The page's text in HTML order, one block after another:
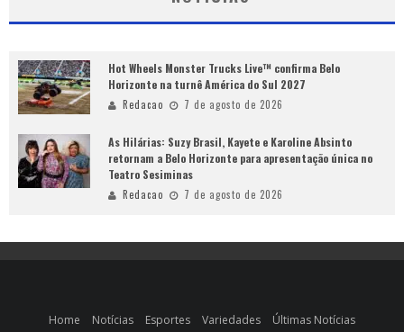
Hot Wheels Monster Trucks Live™ confirma Belo
Horizonte na turnê América do Sul 2027
Redacao 7 de agosto de 2026
As Hilárias: Suzy Brasil, Kayete e Karoline Absinto
retornam a Belo Horizonte para apresentação única no
Teatro Sesiminas
Redacao 7 de agosto de 2026
Home Notícias Esportes Variedades Últimas Notícias